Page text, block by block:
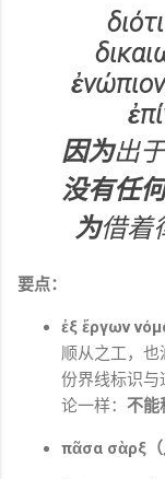
因为出于
没有任
为借着
要点：
ἐξ ἔργων
顺从之工，也
份界线标识与
论一样： 不能
πᾶσα σὰρξ（